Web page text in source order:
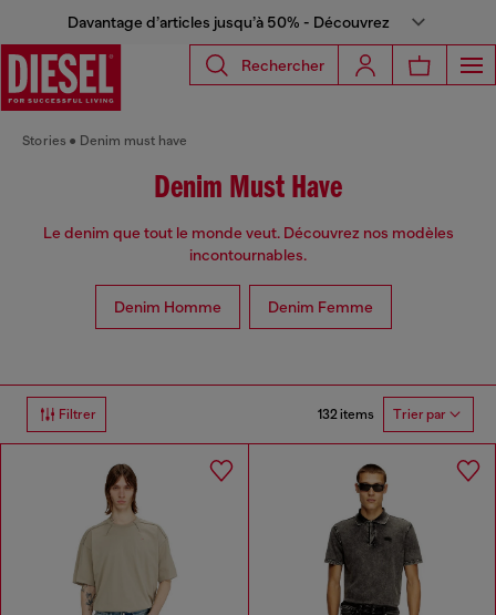
Davantage d’articles jusqu’à 50% - Découvrez
Rechercher
Stories Denim must have
Denim Must Have
Le denim que tout le monde veut. Découvrez nos modèles
incontournables.
Denim Homme Denim Femme
Filtrer 132 items Trier par